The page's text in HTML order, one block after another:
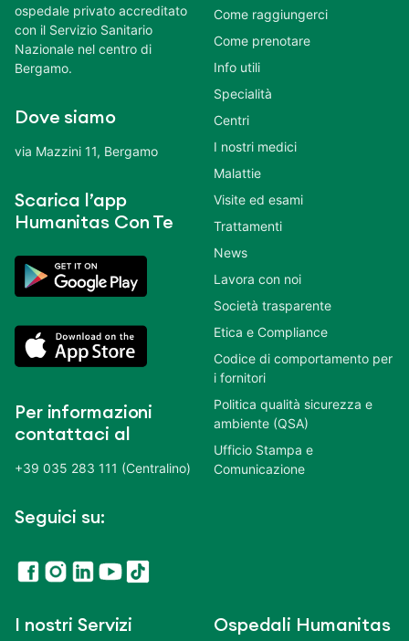
ospedale privato accreditato
con il Servizio Sanitario
Nazionale nel centro di
Bergamo.
Dove siamo
via Mazzini 11, Bergamo
Scarica l’app
Humanitas Con Te
Per informazioni
contattaci al
+39 035 283 111 (Centralino)
Seguici su:
Come raggiungerci
Come prenotare
Info utili
Specialità
Centri
I nostri medici
Malattie
Visite ed esami
Trattamenti
News
Lavora con noi
Società trasparente
Etica e Compliance
Codice di comportamento per
i fornitori
Politica qualità sicurezza e
ambiente (QSA)
Ufficio Stampa e
Comunicazione
I nostri Servizi Ospedali Humanitas